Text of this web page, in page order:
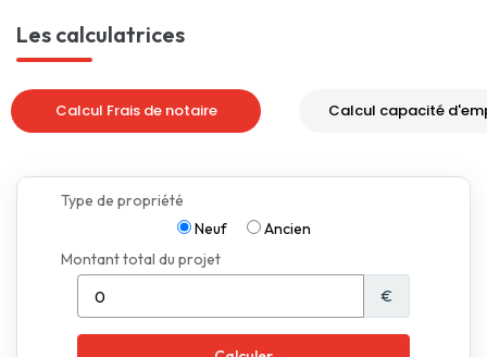
Les calculatrices
Calcul Frais de notaire Calcul capacité